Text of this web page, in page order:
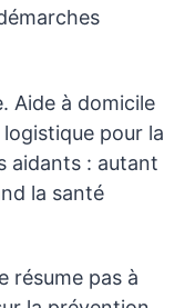
Aide à domicile
pour la
aidants : autant
la santé
résume pas à